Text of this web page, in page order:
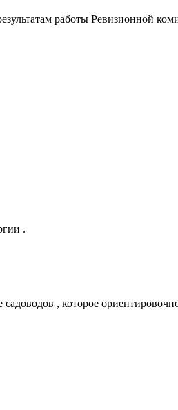
работы Ревизионной
.
, которое